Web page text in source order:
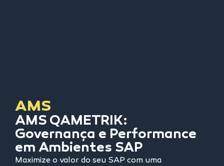
AMS
AMS QAMETRIK:
Governança e Performance
em Ambientes SAP
Maximize o valor do seu SAP com uma